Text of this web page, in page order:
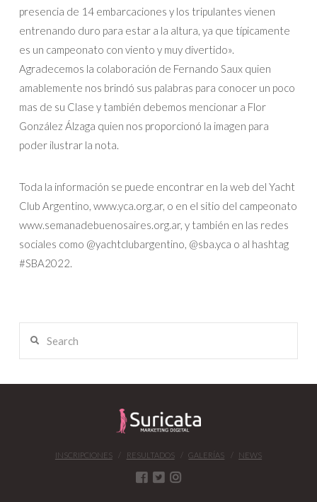
presencia de 14 embarcaciones y los tripulantes vienen
entrenando duro para estar a la altura, ya que típicamente
es un campeonato con viento y muy divertido».
Agradecemos la colaboración de Fernando Saux quien
amablemente nos brindó sus palabras para conocer un poco
mas de su Clase y también debemos mencionar a Flor
González Álzaga quien nos proporcionó la imagen para
poder ilustrar la nota.
Toda la información se puede encontrar en la web del Yacht
Club Argentino, www.yca.org.ar, o en el sitio del campeonato
www.semanadebuenosaires.org.ar, y también en las redes
sociales como @yachtclubargentino, @sba.yca o al hashtag
#SBA2022.
INSCRIPCIONES RESULTADOS GALERÍAS NEWS